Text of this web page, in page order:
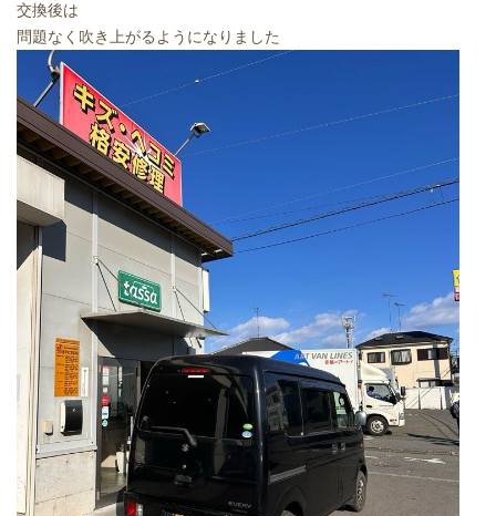
交換後は
問題なく吹き上がるようになりました